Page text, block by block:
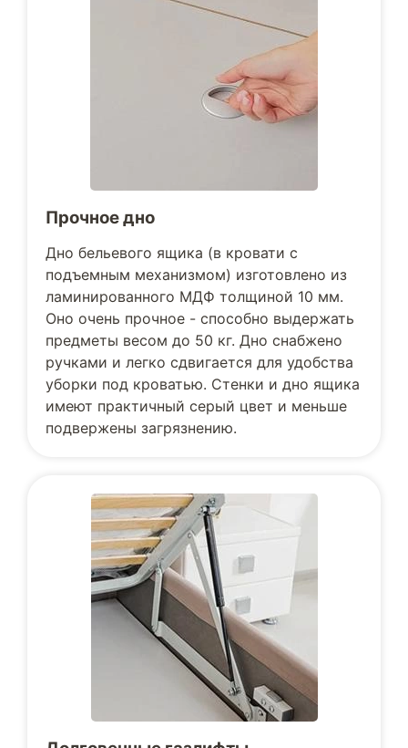
Прочное дно
Дно бельевого ящика (в кровати с
подъемным механизмом) изготовлено из
ламинированного МДФ толщиной 10 мм.
Оно очень прочное - способно выдержать
предметы весом до 50 кг. Дно снабжено
ручками и легко сдвигается для удобства
уборки под кроватью. Стенки и дно ящика
имеют практичный серый цвет и меньше
подвержены загрязнению.